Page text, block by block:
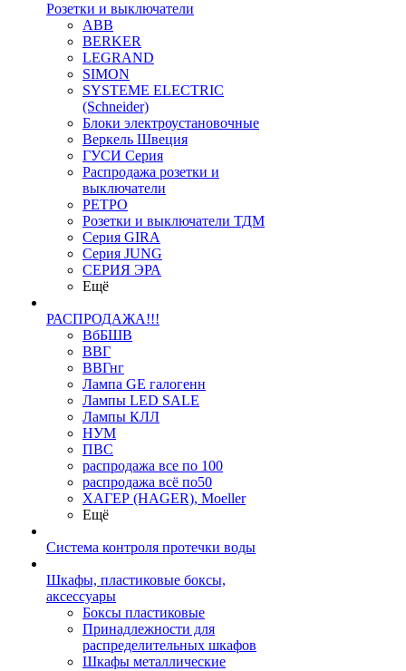
Розетки и выключатели
ABB
BERKER
LEGRAND
SIMON
SYSTEME ELECTRIC
(Schneider)
Блоки электроустановочные
Веркель Швеция
ГУСИ Серия
Распродажа розетки и
выключатели
РЕТРО
Розетки и выключатели ТДМ
Серия GIRA
Серия JUNG
СЕРИЯ ЭРА
Ещё
РАСПРОДАЖА!!!
ВбБШВ
ВВГ
ВВГнг
Лампа GE галогенн
Лампы LED SALE
Лампы КЛЛ
НУМ
ПВС
распродажа все по 100
распродажа всё по50
ХАГЕР (HAGER), Moeller
Ещё
Система контроля протечки воды
Шкафы, пластиковые боксы,
аксессуары
Боксы пластиковые
Принадлежности для
распределительных шкафов
Шкафы металлические